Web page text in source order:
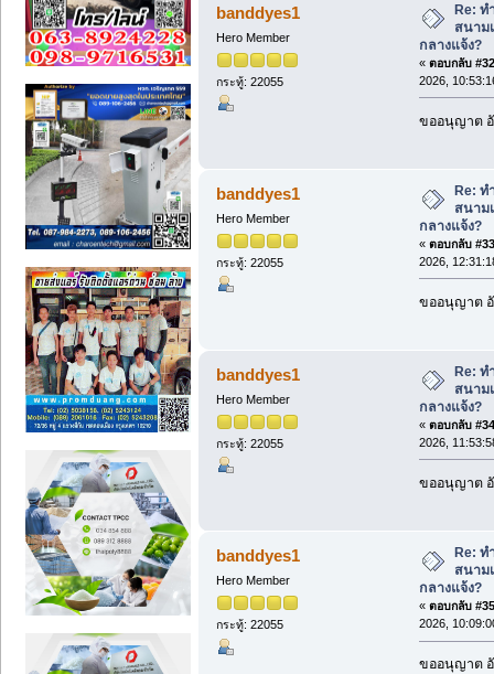
banddyes1
Hero Member
กระทู้: 22055
Re: ท
สนาม
กลางแจ้ง?
« ตอบกลับ
2026,
ขออนุญาต
banddyes1
Hero Member
กระทู้: 22055
Re: ท
สนาม
กลางแจ้ง?
« ตอบกลับ
2026,
ขออนุญาต
banddyes1
Hero Member
กระทู้: 22055
Re: ท
สนาม
กลางแจ้ง?
« ตอบกลับ
2026,
ขออนุญาต
banddyes1
Hero Member
กระทู้: 22055
Re: ท
สนาม
กลางแจ้ง?
« ตอบกลับ
2026,
ขออนุญาต